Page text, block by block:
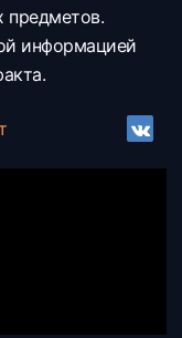
предметов.
информацией